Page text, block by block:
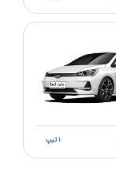
۱ تیپ